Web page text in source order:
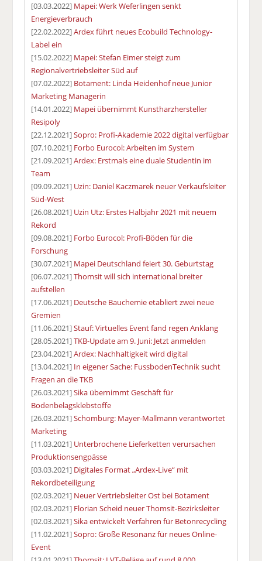
[03.03.2022] Mapei: Werk Weferlingen senkt
Energieverbrauch
[22.02.2022]Ardex führt neues Ecobuild Technology-
Label ein
[15.02.2022] Mapei: Stefan Eimer steigt zum
Regionalvertriebsleiter Süd auf
[07.02.2022] Botament: Linda Heidenhof neue Junior
Marketing Managerin
[14.01.2022] Mapei übernimmt Kunstharzhersteller
Resipoly
[22.12.2021]Sopro: Profi-Akademie 2022 digital verfügbar
[07.10.2021] Forbo Eurocol: Arbeiten im System
[21.09.2021]Ardex: Erstmals eine duale Studentin im
Team
[09.09.2021] Uzin: Daniel Kaczmarek neuer Verkaufsleiter
Süd-West
[26.08.2021] Uzin Utz: Erstes Halbjahr 2021 mit neuem
Rekord
[09.08.2021] Forbo Eurocol: Profi-Böden für die
Forschung
[30.07.2021] Mapei Deutschland feiert 30. Geburtstag
[06.07.2021]Thomsit will sich international breiter
aufstellen
[17.06.2021] Deutsche Bauchemie etabliert zwei neue
Gremien
[11.06.2021]Stauf: Virtuelles Event fand regen Anklang
[28.05.2021]TKB-Update am 9. Juni: Jetzt anmelden
[23.04.2021]Ardex: Nachhaltigkeit wird digital
[13.04.2021] In eigener Sache: FussbodenTechnik sucht
Fragen an die TKB
[26.03.2021]Sika übernimmt Geschäft für
Bodenbelagsklebstoffe
[26.03.2021]Schomburg: Mayer-Mallmann verantwortet
Marketing
[11.03.2021] Unterbrochene Lieferketten verursachen
Produktionsengpässe
[03.03.2021] Digitales Format „Ardex-Live“ mit
Rekordbeteiligung
[02.03.2021] Neuer Vertriebsleiter Ost bei Botament
[02.03.2021] Florian Scheid neuer Thomsit-Bezirksleiter
[02.03.2021]Sika entwickelt Verfahren für Betonrecycling
[11.02.2021]Sopro: Große Resonanz für neues Online-
Event